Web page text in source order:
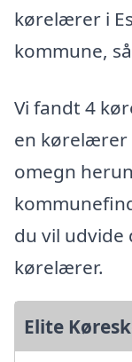
kørelærer i
kommune,
Vi fandt 4
en kørelærer
omegn
du vil
kørelærer.
Elite